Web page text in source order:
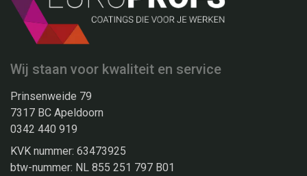
Wij staan voor kwaliteit en service
Prinsenweide 79
7317 BC Apeldoorn
0342 440 919
KVK nummer: 63473925
btw-nummer: NL 855 251 797 B01